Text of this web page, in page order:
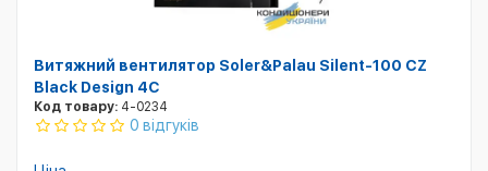
Витяжний вентилятор Soler&Palau Silent-100 CZ
Black Design 4С
Код товару: 4-0234
0 відгуків